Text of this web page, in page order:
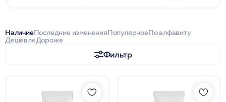
НаличиеПоследние измененияПопулярноеПо алфавиту
ДешевлеДороже
Фильтр